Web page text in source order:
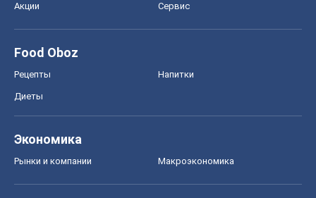
Акции Сервис
Food Oboz
Рецепты Напитки
Диеты
Экономика
Рынки и компании Mакроэкономика